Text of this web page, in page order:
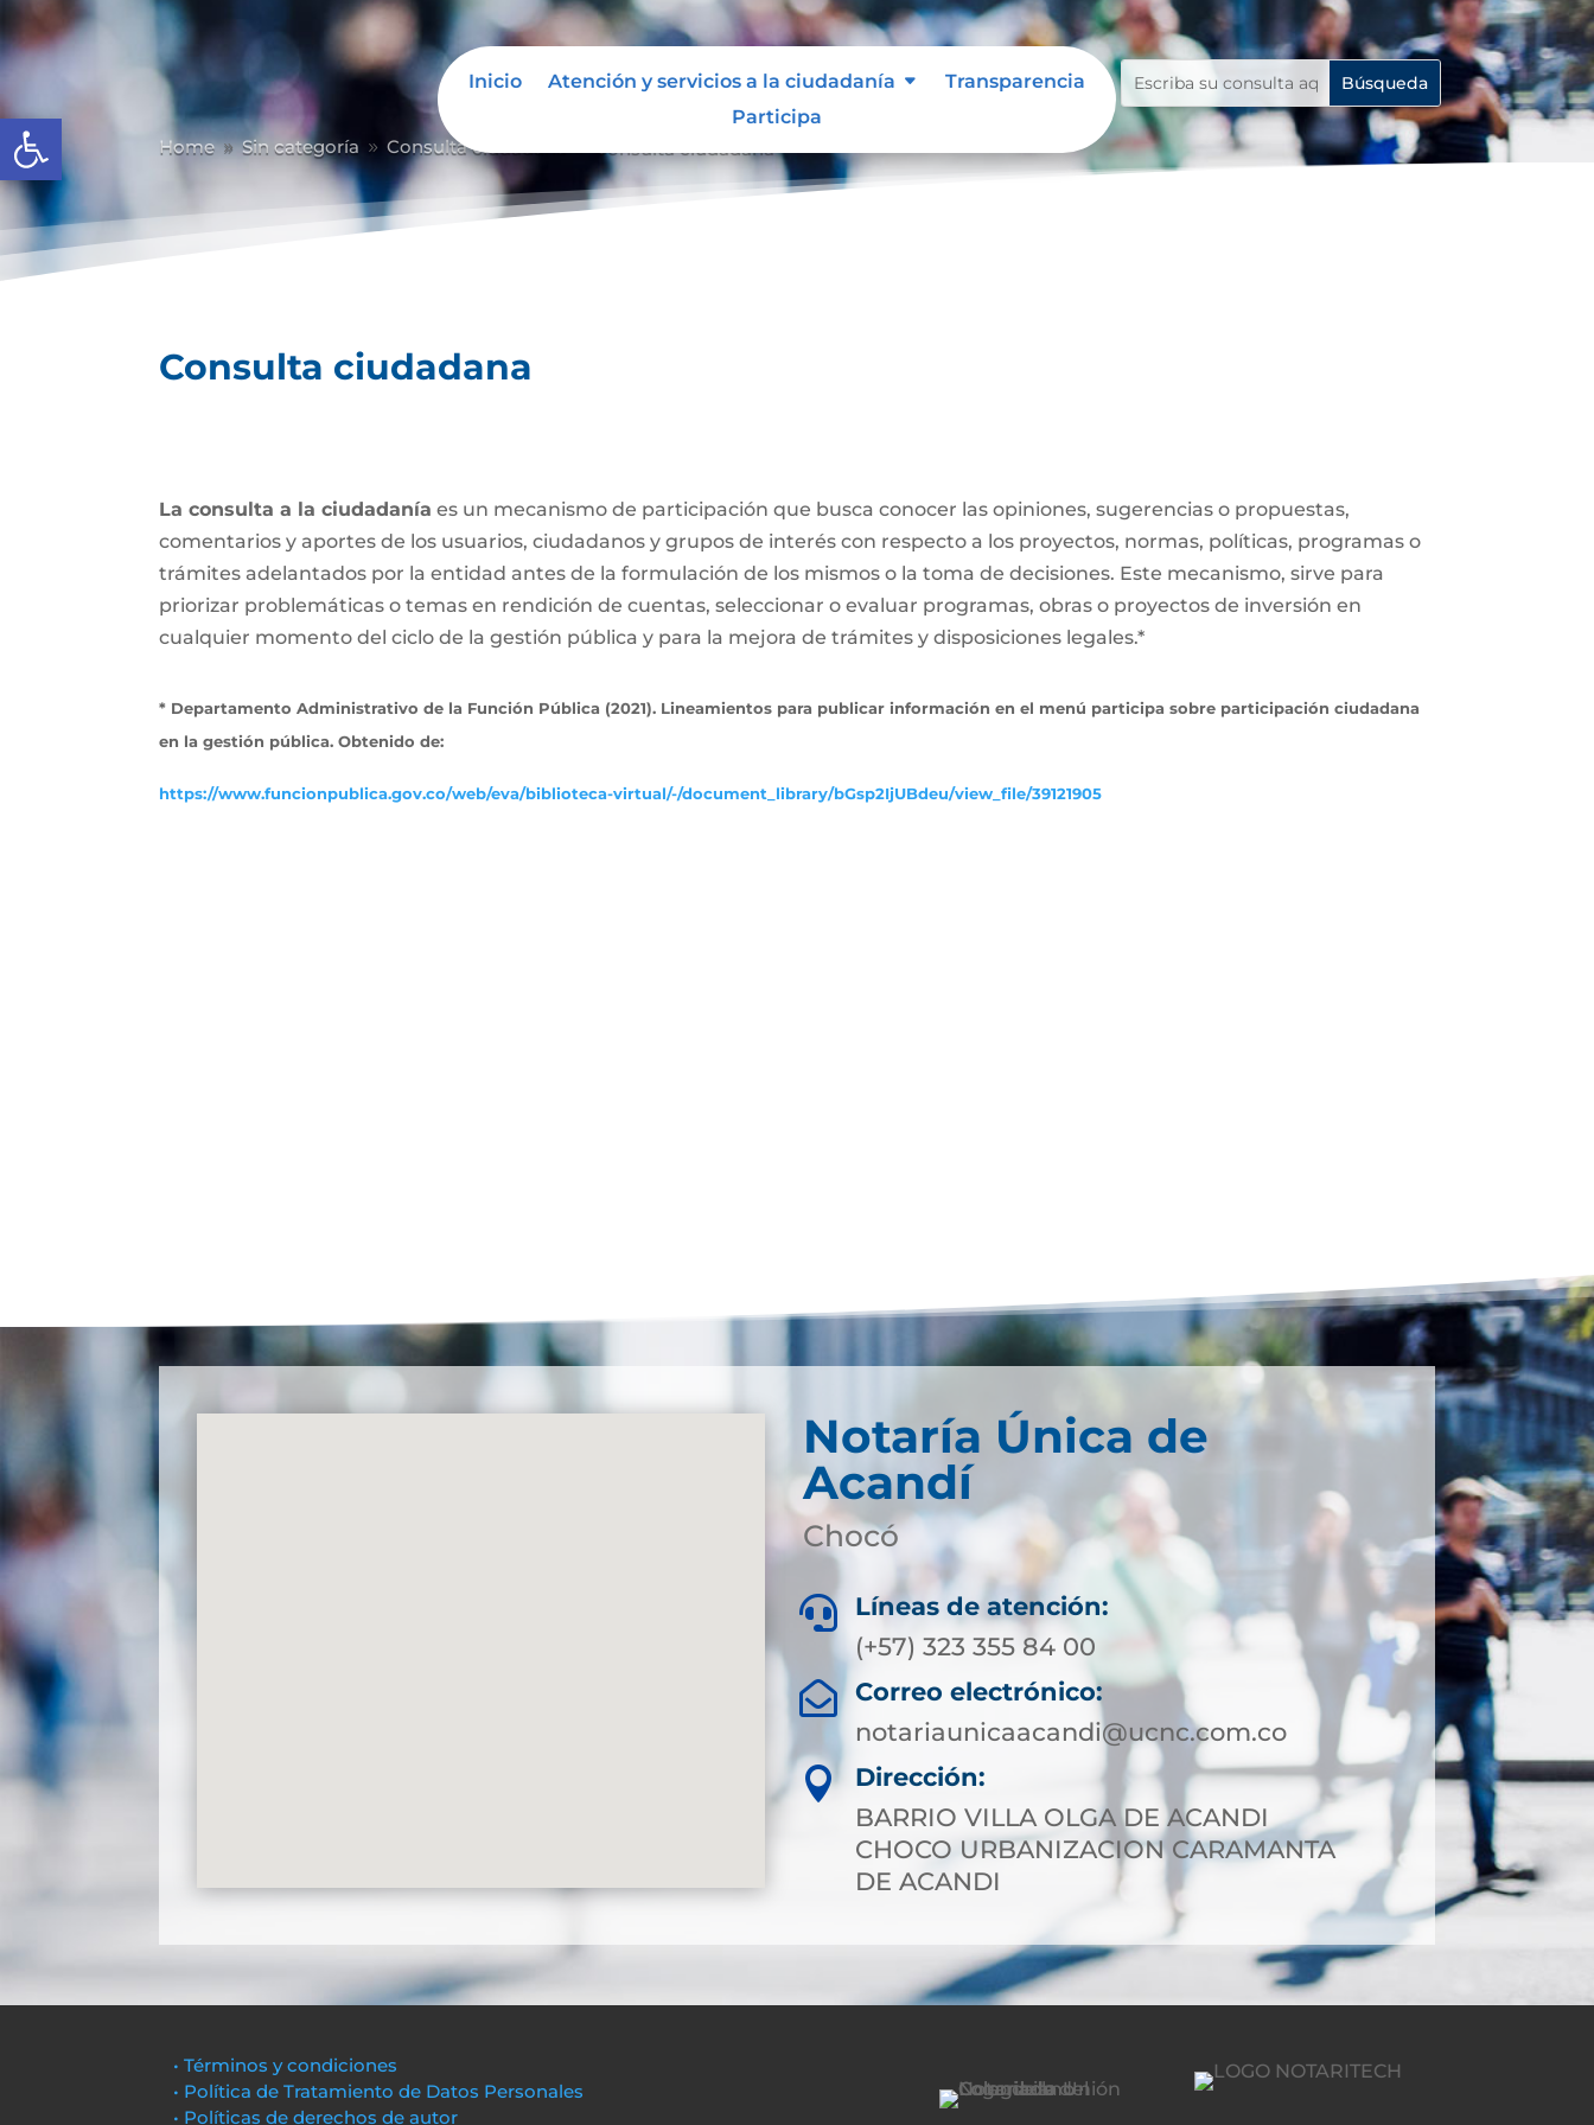
Abrir barra de herramientas
Inicio Atención y servicios a la ciudadanía
Transparencia
Participa
Home 9 Sin categoría 9 Consulta ciudadana
Consulta ciudadana
La consulta a la ciudadanía es un mecanismo de participación que busca conocer las opiniones, sugerencias o propuestas,
comentarios y aportes de los usuarios, ciudadanos y grupos de interés con respecto a los proyectos, normas, políticas, programas o
trámites adelantados por la entidad antes de la formulación de los mismos o la toma de decisiones. Este mecanismo, sirve para
priorizar problemáticas o temas en rendición de cuentas, seleccionar o evaluar programas, obras o proyectos de inversión en
cualquier momento del ciclo de la gestión pública y para la mejora de trámites y disposiciones legales.*
* Departamento Administrativo de la Función Pública (2021). Lineamientos para publicar información en el menú participa sobre participación ciudadana
en la gestión pública. Obtenido de:
https://www.funcionpublica.gov.co/web/eva/biblioteca-virtual/-/document_library/bGsp2IjUBdeu/view_file/39121905
Notaría Única de
Acandí
Chocó

Líneas de atención:
(+57) 323 355 84 00

Correo electrónico:
notariaunicaacandi@ucnc.com.co

Dirección:
BARRIO VILLA OLGA DE ACANDI
CHOCO URBANIZACION CARAMANTA
DE ACANDI
• Términos y condiciones
• Política de Tratamiento de Datos Personales
• Políticas de derechos de autor